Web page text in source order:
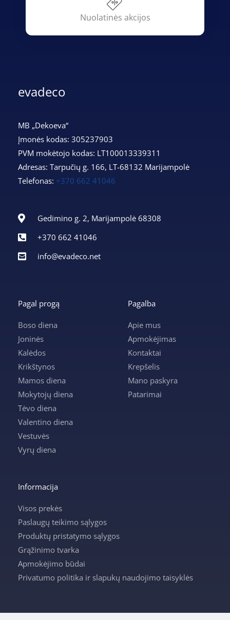
Nuolatinės akcijos
evadeco
MB „Dekoeva“
Įmonės kodas: 305237903
PVM mokėtojo kodas: LT100013339311
Adresas: Tarpučių g. 166, LT-68132 Marijampolė
Telefonas: +370 662 41046
Gedimino g. 2, Marijampolė 68308
+370 662 41046
info@evadeco.net
Pagal progą
Boso diena
Joninės
Kalėdos
Krikštynos
Mamos diena
Mokytojų diena
Tėvo diena
Valentino diena
Vestuvės
Vyrų diena
Pagalba
Apie mus
Apmokėjimas
Kontaktai
Krepšelis
Mano paskyra
Patarimai
Informacija
Visos prekės
Paslaugų teikimo sąlygos
Produktų pristatymo sąlygos
Grąžinimo tvarka
Apmokėjimo būdai
Privatumo politika ir slapukų naudojimo taisyklės